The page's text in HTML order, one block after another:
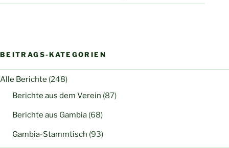
BEITRAGS-KATEGORIEN
Alle Berichte (248)
Berichte aus dem Verein (87)
Berichte aus Gambia (68)
Gambia-Stammtisch (93)